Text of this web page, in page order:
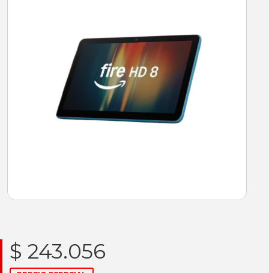
$ 243.056